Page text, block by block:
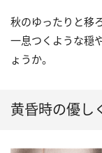
秋のゆったりと移
一息つくような穏
ょうか。
黄昏時の優し